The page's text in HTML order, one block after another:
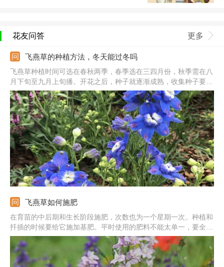
花友问答 更多
飞燕草的种植方法，冬天能过冬吗
飞燕草种植时间可选在春秋两季，春季选在三四月份，秋季需在八
月下旬至九月上旬播。开花之后，种子就逐渐成熟，收集种子要提
早，从中挑选出颗粒饱满、健康充实的种子，然后放在阳光下晒
干。准备好用来播撒的土壤，将种子均匀的播撒下去，保持一定的
间距，温度维持在适宜范围内，等待种子萌芽生长。
飞燕草如何施肥
在育苗的中后期和生长阶段施肥，次数也为一个星期一次。种植和
扦插的时候要给它施加基肥。平时使用的肥料不能太单一，要全面
丰富，可以使用专用的肥料，它能为植物提供各种肥料，而且花朵
的质量也比较好。